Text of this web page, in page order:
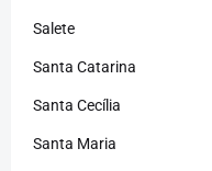
Salete
Santa Catarina
Santa Cecília
Santa Maria